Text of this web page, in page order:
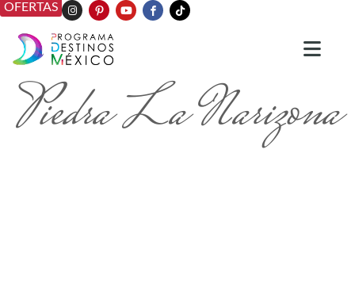
OFERTAS
Piedra La Narizona